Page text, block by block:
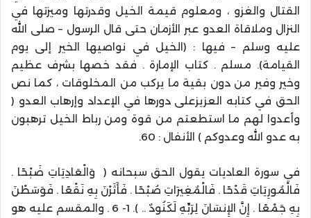
القتال والغزو ، ومعلوم قيمة الخيل وقدرتها وميزتها في
النزال وملاقاة العدو عبر الأزمان حتى قال الرسول – صلى الله
عليه وسلم – فيها : (الخيل في نواصيها الخير إلى يوم
القيامة). مسلم . كتاب الإمارة . فقد خصها بشرف عظيم
وخير وفير من دون بقية ما يركب من المخلوقات ، كما نص
الحق في كتابه العزيزعلى دورها في الإعداد وإرهاب العدو (
وأعدوا لهم ما استطعتم من قوة ومن رباط الخيل ترهبون
به عدو الله وعدوكم ) الأنفال : 60.
في سورة العاديات يقول الحق سبحانه ( وَالْعَادِيَاتِ ضَبْحًا .
فَالْمُورِيَاتِ قَدْحًا . فَالْمُغِيرَاتِ صُبْحًا . فَأَثَرْنَ بِهِ نَقْعًا . فَوَسَطْنَ
بِهِ جَمْعًا . إِنَّ الإِنسَانَ لِرَبِّهِ لَكَنُودٌ .. ). 1- 6 . والمقسم عليه هو